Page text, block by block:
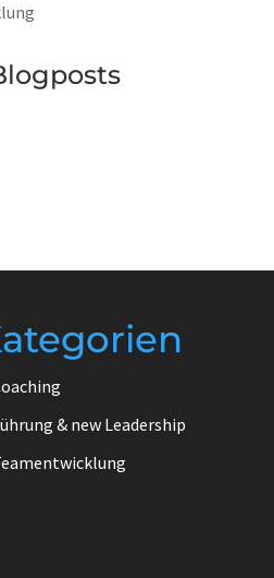
& new Leadership